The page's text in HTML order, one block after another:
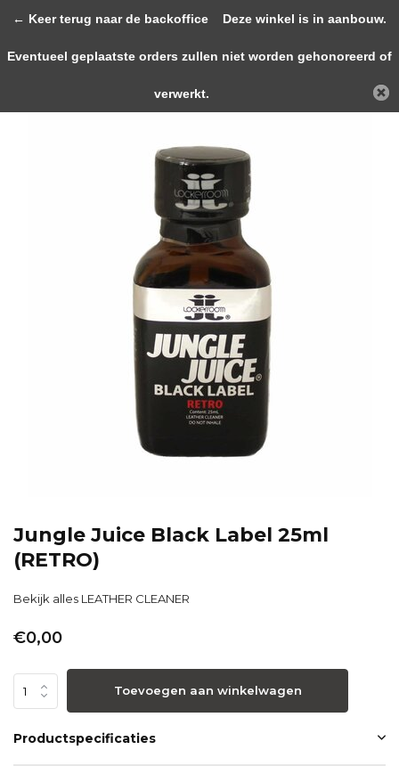
Home
Jungle Juice Black Label 25ml
(RETRO)
Bekijk alles LEATHER CLEANER
€0,00
Toevoegen aan winkelwagen
Productspecificaties
← Keer terug naar de backoffice Deze winkel is in aanbouw.
Eventueel geplaatste orders zullen niet worden gehonoreerd of
verwerkt.